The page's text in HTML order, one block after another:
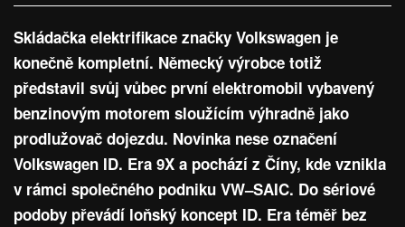
Skládačka elektrifikace značky Volkswagen je
konečně kompletní. Německý výrobce totiž
představil svůj vůbec první elektromobil vybavený
benzinovým motorem sloužícím výhradně jako
prodlužovač dojezdu. Novinka nese označení
Volkswagen ID. Era 9X a pochází z Číny, kde vznikla
v rámci společného podniku VW–SAIC. Do sériové
podoby převádí loňský koncept ID. Era téměř bez